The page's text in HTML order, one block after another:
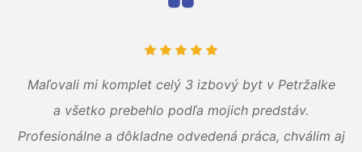
Maľovali mi komplet celý 3 izbový byt v Petržalke
a všetko prebehlo podľa mojich predstáv.
Profesionálne a dôkladne odvedená práca, chválim aj